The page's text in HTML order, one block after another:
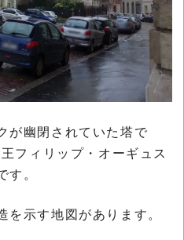
が幽閉されていた塔で
フィリップ・オーギュス
。
示す地図があります。